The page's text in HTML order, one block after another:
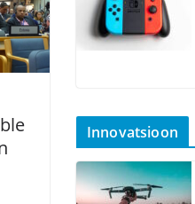
Innovatsioon